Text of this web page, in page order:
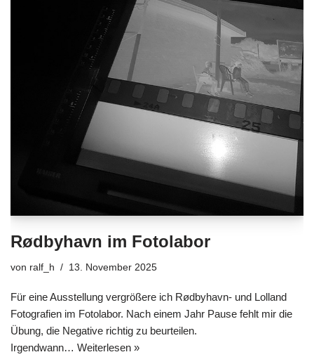
Rødbyhavn im Fotolabor
von ralf_h 13. November 2025
Für eine Ausstellung vergrößere ich Rødbyhavn- und Lolland
Fotografien im Fotolabor. Nach einem Jahr Pause fehlt mir die
Übung, die Negative richtig zu beurteilen.
Irgendwann… Weiterlesen »